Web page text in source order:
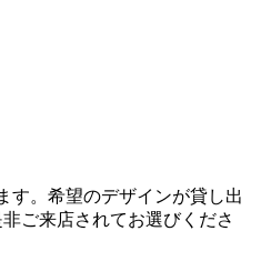
す。希望のデザインが貸し出
ご来店されてお選びくださ